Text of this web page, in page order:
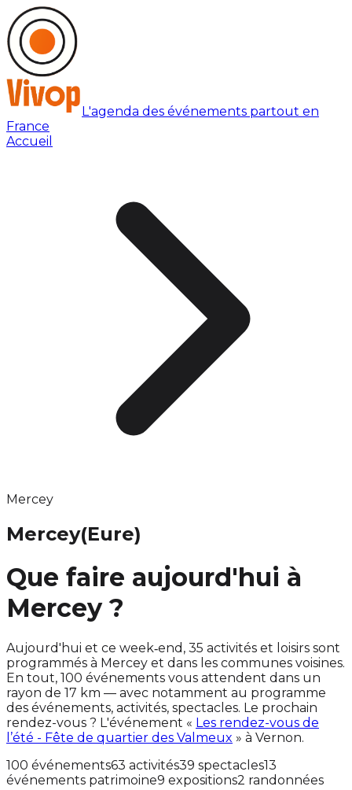
L'agenda des événements partout en
France
Accueil
Mercey
Mercey(Eure)
Que faire aujourd'hui à
Mercey ?
Aujourd'hui et ce week‑end, 35 activités et loisirs sont
programmés à Mercey et dans les communes voisines.
En tout, 100 événements vous attendent dans un
rayon de 17 km — avec notamment au programme
des événements, activités, spectacles. Le prochain
rendez-vous ? L'événement « Les rendez-vous de
l’été - Fête de quartier des Valmeux » à Vernon.
100 événements63 activités39 spectacles13
événements patrimoine9 expositions2 randonnées